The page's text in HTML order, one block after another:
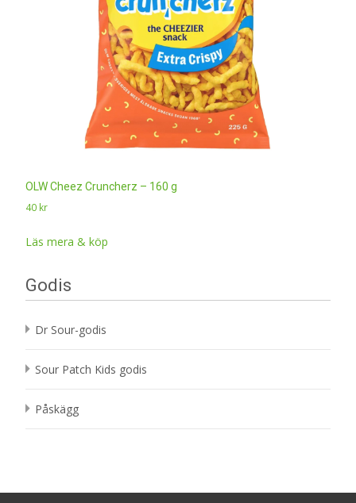
OLW Cheez Cruncherz – 160 g
40 kr
Läs mera & köp
Godis
Dr Sour-godis
Sour Patch Kids godis
Påskägg